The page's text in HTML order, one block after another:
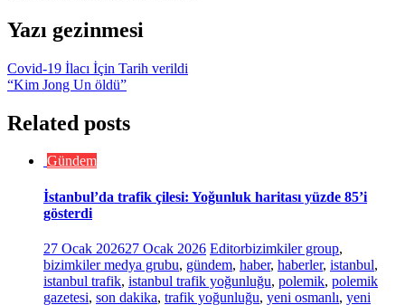
Yazı gezinmesi
Covid-19 İlacı İçin Tarih verildi
“Kim Jong Un öldü”
Related posts
Gündem
İstanbul’da trafik çilesi: Yoğunluk haritası yüzde 85’i
gösterdi
27 Ocak 202627 Ocak 2026 Editorbizimkiler group,
bizimkiler medya grubu, gündem, haber, haberler, istanbul,
istanbul trafik, istanbul trafik yoğunluğu, polemik, polemik
gazetesi, son dakika, trafik yoğunluğu, yeni osmanlı, yeni